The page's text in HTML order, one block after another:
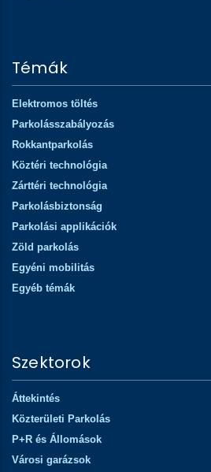
Témák
Elektromos töltés
Parkolásszabályozás
Rokkantparkolás
Köztéri technológia
Zárttéri technológia
Parkolásbiztonság
Parkolási applikációk
Zöld parkolás
Egyéni mobilitás
Egyéb témák
Szektorok
Áttekintés
Közterületi Parkolás
P+R és Állomások
Városi garázsok